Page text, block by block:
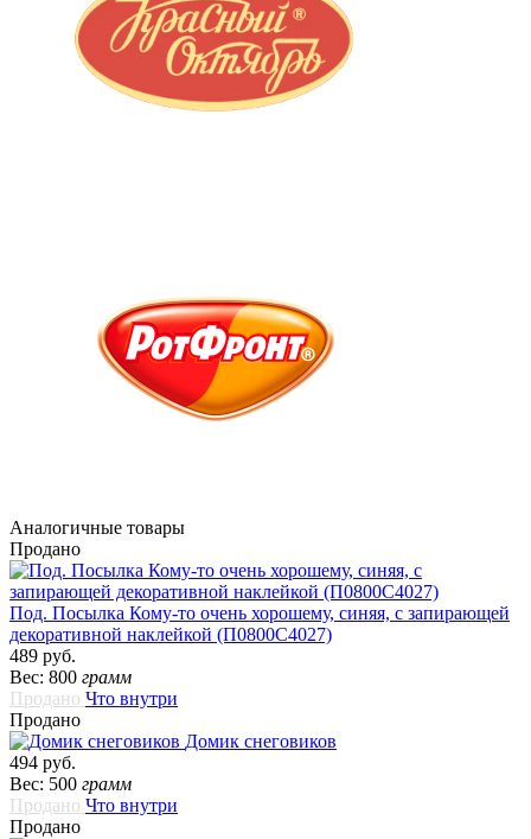
Аналогичные товары
Продано
Под. Посылка Кому-то очень хорошему, синяя, с запирающей
декоративной наклейкой (П0800С4027)
489 руб.
Вес: 800 грамм
Продано Что внутри
Продано
Домик снеговиков
494 руб.
Вес: 500 грамм
Продано Что внутри
Продано